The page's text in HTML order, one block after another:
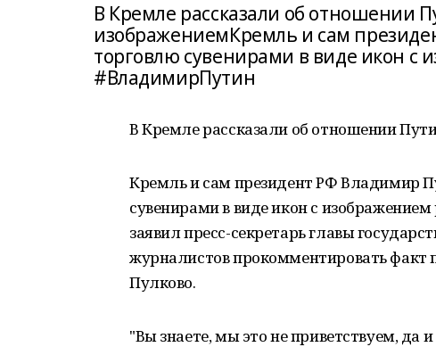
В Кремле рассказали об отношении
изображениемКремль и сам
торговлю сувенирами в виде икон с
#ВладимирПутин
В Кремле рассказали об отношении
Кремль и сам президент РФ Владимир
сувенирами в виде икон с
заявил пресс-секретарь главы
журналистов прокомментировать факт
Пулково.
"Вы знаете, мы это не приветствуем, да